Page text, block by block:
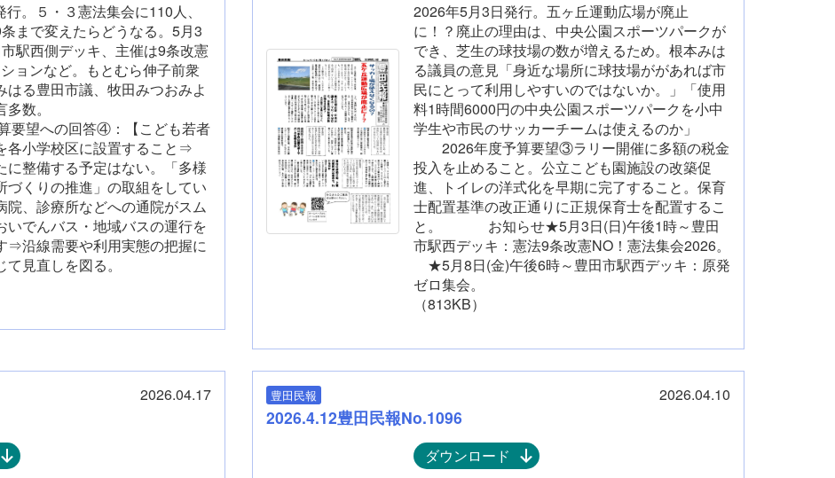
。５・３憲法集会に110人、
条まで変えたらどうなる。5月3
駅西側デッキ、主催は9条改憲
ョンなど。もとむら伸子前衆
はる豊田市議、牧田みつおみよ
どの発言多数。
望への回答④：【こども若者
各小学校区に設置すること⇒
に整備する予定はない。「多様
づくりの推進」の取組をしてい
院、診療所などへの通院がスム
いでんバス・地域バスの運行を
⇒沿線需要や利用実態の把握に
見直しを図る。
2026年5月3日発行。五ヶ丘運動広場が廃止
に！？廃止の理由は、中央公園スポーツパークが
でき、芝生の球技場の数が増えるため。根本みは
る議員の意見「身近な場所に球技場ががあれば市
民にとって利用しやすいのではないか。」「使用
料1時間6000円の中央公園スポーツパークを小中
学生や市民のサッカーチームは使えるのか」
2026年度予算要望③ラリー開催に多額の税金
投入を止めること。公立こども園施設の改築促
進、トイレの洋式化を早期に完了すること。保育
士配置基準の改正通りに正規保育士を配置するこ
と。 お知らせ★5月3日(日)午後1時～豊田
市駅西デッキ：憲法9条改憲NO！憲法集会2026。
★5月8日(金)午後6時～豊田市駅西デッキ：原発
ゼロ集会。
（813KB）
2026.04.17 豊田民報 2026.04.10
2026.4.12豊田民報No.1096
ダウンロード